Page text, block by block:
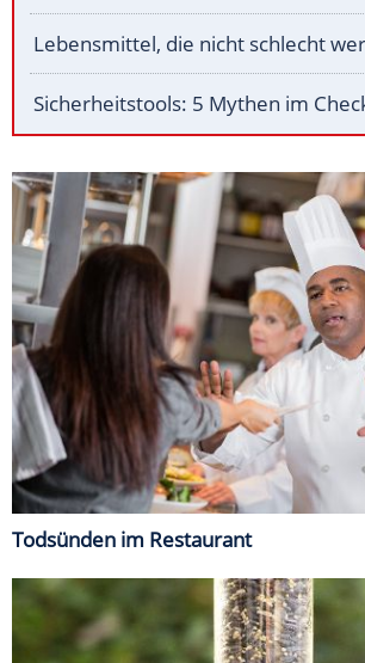
Lebensmittel, die nicht schlecht
Sicherheitstools: 5 Mythen im
Todsünden im Restaurant